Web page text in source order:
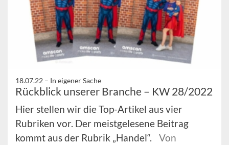
18.07.22 – In eigener Sache
Rückblick unserer Branche – KW 28/2022
Hier stellen wir die Top-Artikel aus vier
Rubriken vor. Der meistgelesene Beitrag
kommt aus der Rubrik „Handel“.
Von